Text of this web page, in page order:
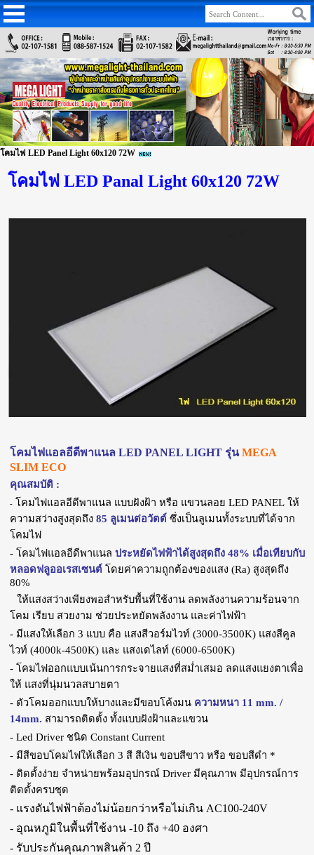
โคมไฟ LED Panel Light 60x120 72W
โคมไฟ LED Panal Light 60x120 72W
โคมไฟแอลอีดีพาแนล LED PANEL LIGHT รุ่นMEGA
SLIM ECO
คุณสมบัติ :
-โคมไฟแอลอีดีพาแนล แบบฝังฝ้า หรือ แขวนลอย LED PANEL ให้
ความสว่างสูงสุดถึง 85 ลูเมนต่อวัตต์ ซึ่งเป็นลูเมนทั้งระบบที่ได้จาก
โคมไฟ
- โคมไฟแอลอีดีพาแนล ประหยัดไฟฟ้าได้สูงสุดถึง 48% เมื่อเทียบกับ
หลอดฟลูออเรสเซนต์ โดยค่าความถูกต้องของแสง (Ra) สูงสุดถึง
80%
ให้แสงสว่างเพียงพอสำหรับพื้นที่ใช้งาน ลดพลังงานความร้อนจาก
โคม เรียบ สวยงาม ช่วยประหยัดพลังงาน และค่าไฟฟ้า
- มีแสงให้เลือก 3 แบบ คือ แสงสีวอร์มไวท์ (3000-3500K) แสงสีคูล
ไวท์ (4000k-4500K) และ แสงเดไลท์ (6000-6500K)
- โคมไฟออกแบบเน้นการกระจายแสงที่สม่ำเสมอ ลดแสงแยงตาเพื่อ
ให้ แสงที่นุ่มนวลสบายตา
- ตัวโคมออกแบบให้บางและมีขอบโค้งมน ความหนา 11 mm. /
14mm. สามารถติดตั้ง ทั้งแบบฝังฝ้าและแขวน
- Led Driver ชนิด Constant Current
- มีสีขอบโคมไฟให้เลือก 3 สี สีเงิน ขอบสีขาว หรือ ขอบสีดำ *
- ติดตั้งง่าย จำหน่ายพร้อมอุปกรณ์ Driver มีคุณภาพ มีอุปกรณ์การ
ติดตั้งครบชุด
- แรงดันไฟฟ้าต้องไม่น้อยกว่าหรือไม่เกิน AC100-240V
- อุณหภูมิในพื้นที่ใช้งาน -10 ถึง +40 องศา
- รับประกันคุณภาพสินค้า 2 ปี